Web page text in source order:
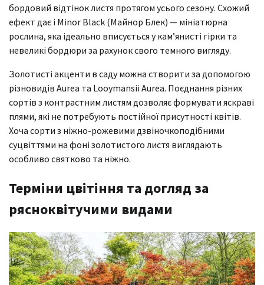
бордовий відтінок листя протягом усього сезону. Схожий
ефект дає і Minor Black (Майнор Блек) — мініатюрна
рослина, яка ідеально вписується у кам’янисті гірки та
невеликі бордюри за рахунок свого темного вигляду.
Золотисті акценти в саду можна створити за допомогою
різновидів Aurea та Looymansii Aurea. Поєднання різних
сортів з контрастним листям дозволяє формувати яскраві
плями, які не потребують постійної присутності квітів.
Хоча сорти з ніжно-рожевими дзвіночкоподібними
суцвіттями на фоні золотистого листя виглядають
особливо святково та ніжно.
Терміни цвітіння та догляд за
рясноквітучими видами